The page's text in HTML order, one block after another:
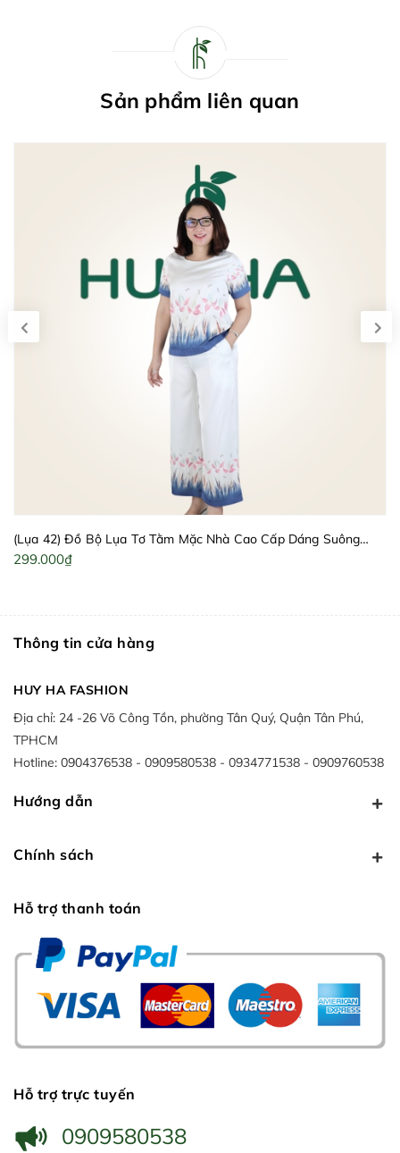
Sản phẩm liên quan
(Lụa 42) Đồ Bộ Lụa Tơ Tằm Mặc Nhà Cao Cấp Dáng Suông
Thanh Lịch Cho Nữ Trung Niên | HUY HÀ
299.000₫
Thông tin cửa hàng
HUY HA FASHION
Địa chỉ: 24 -26 Võ Công Tồn, phường Tân Quý, Quận Tân Phú,
TPHCM
Hotline: 0904376538 0909580538 0934771538 0909760538
Hướng dẫn
Chính sách
Hỗ trợ thanh toán
Hỗ trợ trực tuyến
0909580538